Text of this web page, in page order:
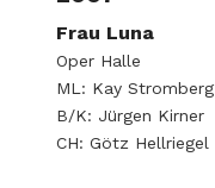
Frau Luna
Oper Halle
ML: Kay Stromberg
B/K: Jürgen Kirner
CH: Götz Hellriegel